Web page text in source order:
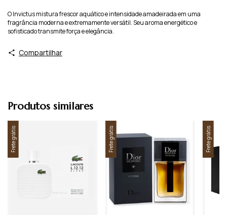
O Invictus mistura frescor aquático e intensidade amadeirada em uma
fragrância moderna e extremamente versátil. Seu aroma energético e
sofisticado transmite força e elegância.
Compartilhar
Produtos similares
Frete grátis Frete grátis Frete grátis